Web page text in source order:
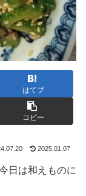
はてブ
コピー
2025.01.07
日は和えものに